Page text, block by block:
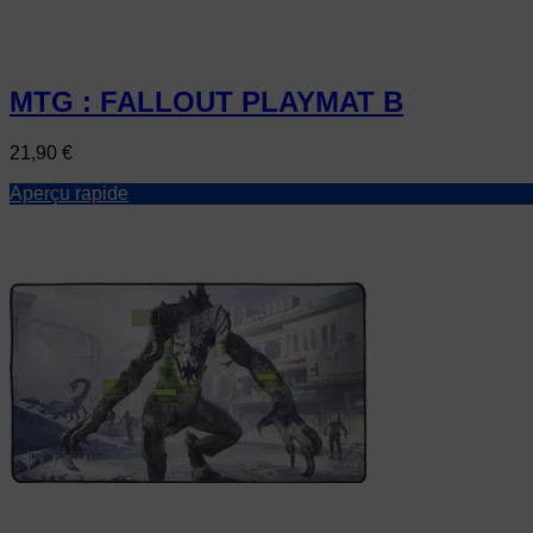
MTG : FALLOUT PLAYMAT B
Prix
21,90 €
Aperçu rapide